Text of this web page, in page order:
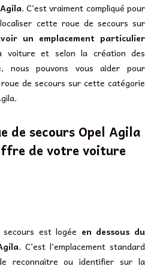
. C’est vraiment compliqué pour
cette roue de secours sur
un emplacement particulier
voiture et selon la création des
nous pouvons vous aider pour
de secours sur cette catégorie
de secours Opel Agila
de votre voiture
est logée en dessous du
. C’est l’emplacement standard
reconnaitre ou identifier sur la